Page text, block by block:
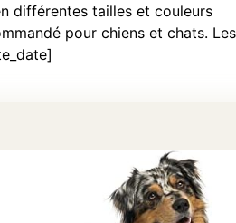
différentes tailles et couleurs
pour chiens et chats.